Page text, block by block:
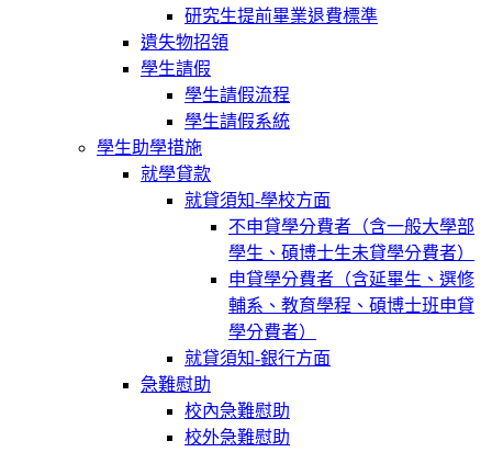
研究生提前畢業退費標準
遺失物招領
學生請假
學生請假流程
學生請假系統
學生助學措施
就學貸款
就貸須知-學校方面
不申貸學分費者（含一般大學部
學生、碩博士生未貸學分費者）
申貸學分費者（含延畢生、選修
輔系、教育學程、碩博士班申貸
學分費者）
就貸須知-銀行方面
急難慰助
校內急難慰助
校外急難慰助